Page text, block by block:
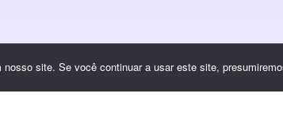
site. Se você continuar a usar este site,